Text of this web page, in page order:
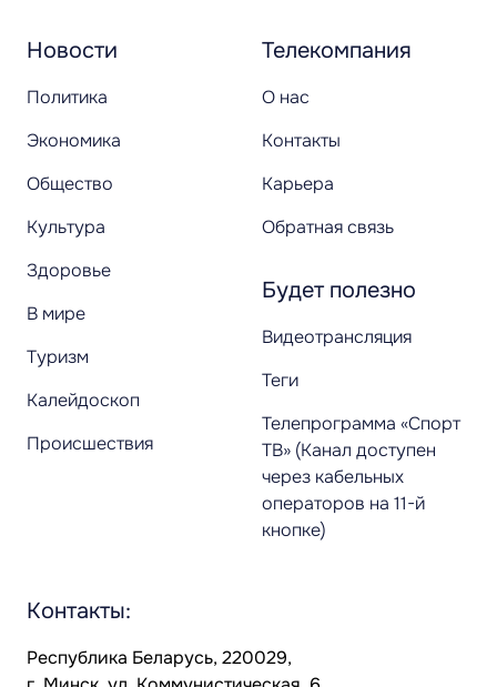
Новости
Политика
Экономика
Общество
Культура
Здоровье
В мире
Туризм
Калейдоскоп
Происшествия
Телекомпания
О нас
Контакты
Карьера
Обратная связь
Будет полезно
Видеотрансляция
Теги
Телепрограмма «Спорт
ТВ» (Канал доступен
через кабельных
операторов на 11-й
кнопке)
Контакты:
Республика Беларусь, 220029,